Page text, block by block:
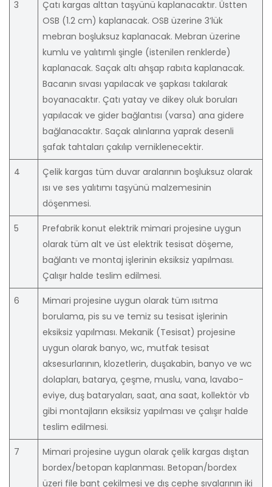
3
Çatı kargas alttan taşyünü kaplanacaktır. Üstten
OSB (1.2 cm) kaplanacak. OSB üzerine 3’lük
mebran boşluksuz kaplanacak. Mebran üzerine
kumlu ve yalıtımlı şingle (istenilen renklerde)
kaplanacak. Saçak altı ahşap rabıta kaplanacak.
Bacanın sıvası yapılacak ve şapkası takılarak
boyanacaktır. Çatı yatay ve dikey oluk boruları
yapılacak ve gider bağlantısı (varsa) ana gidere
bağlanacaktır. Saçak alınlarına yaprak desenli
şafak tahtaları çakılıp verniklenecektir.
4
Çelik kargas tüm duvar aralarının boşluksuz olarak
ısı ve ses yalıtımı taşyünü malzemesinin
döşenmesi.
5
Prefabrik konut elektrik mimari projesine uygun
olarak tüm alt ve üst elektrik tesisat döşeme,
bağlantı ve montaj işlerinin eksiksiz yapılması.
Çalışır halde teslim edilmesi.
6
Mimari projesine uygun olarak tüm ısıtma
borulama, pis su ve temiz su tesisat işlerinin
eksiksiz yapılması. Mekanik (Tesisat) projesine
uygun olarak banyo, wc, mutfak tesisat
aksesurlarının, klozetlerin, duşakabin, banyo ve wc
dolapları, batarya, çeşme, muslu, vana, lavabo-
eviye, duş bataryaları, saat, ana saat, kollektör vb
gibi montajların eksiksiz yapılması ve çalışır halde
teslim edilmesi.
7
Mimari projesine uygun olarak çelik kargas dıştan
bordex/betopan kaplanması. Betopan/bordex
üzeri file bant çekilmesi ve dış cephe sıvalarının iki